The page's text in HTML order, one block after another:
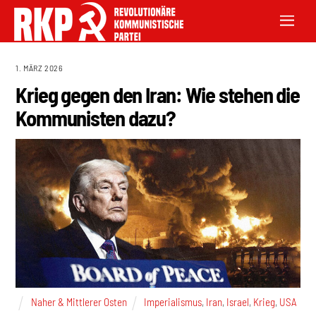
1. MÄRZ 2026
Krieg gegen den Iran: Wie stehen die
Kommunisten dazu?
Naher & Mittlerer Osten Imperialismus, Iran, Israel, Krieg, USA